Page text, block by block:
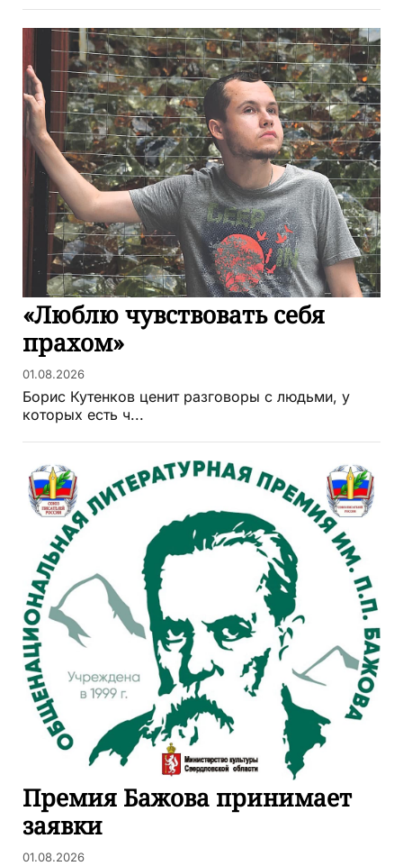
«Люблю чувствовать себя
прахом»
01.08.2026
Борис Кутенков ценит разговоры с людьми, у
которых есть ч...
Премия Бажова принимает
заявки
01.08.2026